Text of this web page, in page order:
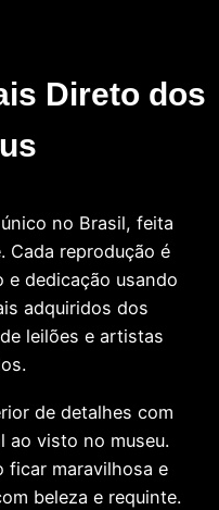
Direto dos
no Brasil, feita
Cada reprodução é
e dedicação usando
adquiridos dos
leilões e artistas
de detalhes com
ao visto no museu.
ficar maravilhosa e
beleza e requinte.